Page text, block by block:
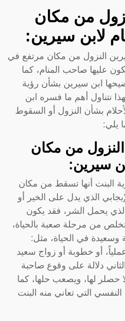
من مكان
لابن سيرين:
النزول من مكان مرتفع في
عليها صاحب المنام، كما
ابن سيرين بشأن رؤية
نتناول أهم ما فسره ابن
بشأن النزول أو السقوط
يلي:
النزول من مكان
سيرين:
البنت أنها تسقط من مكان
الذي يدل على الخير أو
يحمل الشر، فقد يكون
من مرحلة صعبة بالحياة،
وسعيدة في الحياة، مثل:
أو خطوبة أو زواج سعيد
دلالة على وقوع صاحبة
حصلر لها، ويصعب حلها، كما
النفسي التي تعاني منه البنت